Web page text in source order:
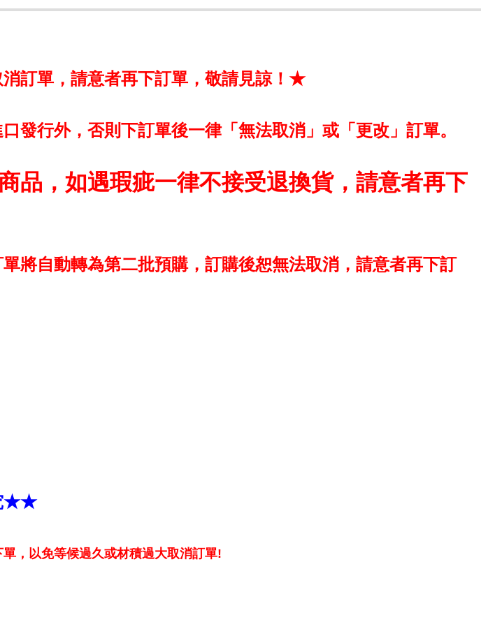
訂單，請意者再下訂單，敬請見諒！★
發行外，否則下訂單後一律「無法取消」或「更改」訂單。
品，如遇瑕疵一律不接受退換貨，請意者再下
將自動轉為第二批預購，訂購後恕無法取消，請意者再下訂
★★
，以免等候過久或材積過大取消訂單!